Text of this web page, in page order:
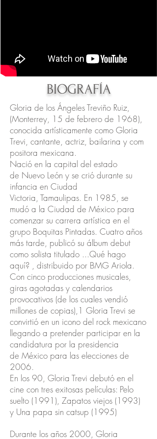
BIOGRAFÍA
Gloria de los Ángeles Treviño Ruiz,
(Monterrey, 15 de febrero de 1968),
conocida artísticamente como Gloria
Trevi, cantante, actriz, bailarina y com
positora mexicana.
Nació en la capital del estado
de Nuevo León y se crió durante su
infancia en Ciudad
Victoria, Tamaulipas. En 1985, se
mudó a la Ciudad de México para
comenzar su carrera artística en el
grupo Boquitas Pintadas. Cuatro años
más tarde, publicó su álbum debut
como solista titulado ...Qué hago
aquí? , distribuido por BMG Ariola.
Con cinco producciones musicales,
giras agotadas y calendarios
provocativos (de los cuales vendió
millones de copias),1 Gloria Trevi se
convirtió en un icono del rock mexicano
llegando a pretender participar en la
candidatura por la presidencia
de México para las elecciones de
2006.
En los 90, Gloria Trevi debutó en el
cine con tres exitosas películas: Pelo
suelto (1991), Zapatos viejos (1993)
y Una papa sin catsup (1995)
Durante los años 2000, Gloria